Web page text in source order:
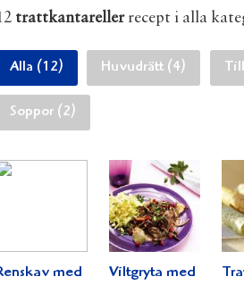
trattkantarellerrecept i alla
Alla (12) Huvudrätt (4)
Soppor (2)
med
Viltgryta med